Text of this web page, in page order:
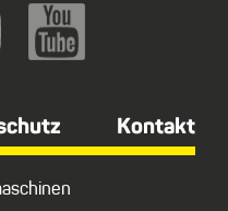
Kontakt